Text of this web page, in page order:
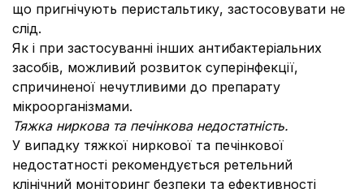
що пригнічують перистальтику, застосовувати не
слід.
Як і при застосуванні інших антибактеріальних
засобів, можливий розвиток суперінфекції,
спричиненої нечутливими до препарату
мікроорганізмами.
Тяжка ниркова та печінкова недостатність.
У випадку тяжкої ниркової та печінкової
недостатності рекомендується ретельний
клінічний моніторинг безпеки та ефективності